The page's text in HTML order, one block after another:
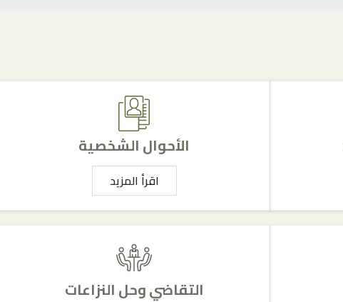
الأحوال الشخصية
اقرأ المزيد
التقاضي وحل النزاعات